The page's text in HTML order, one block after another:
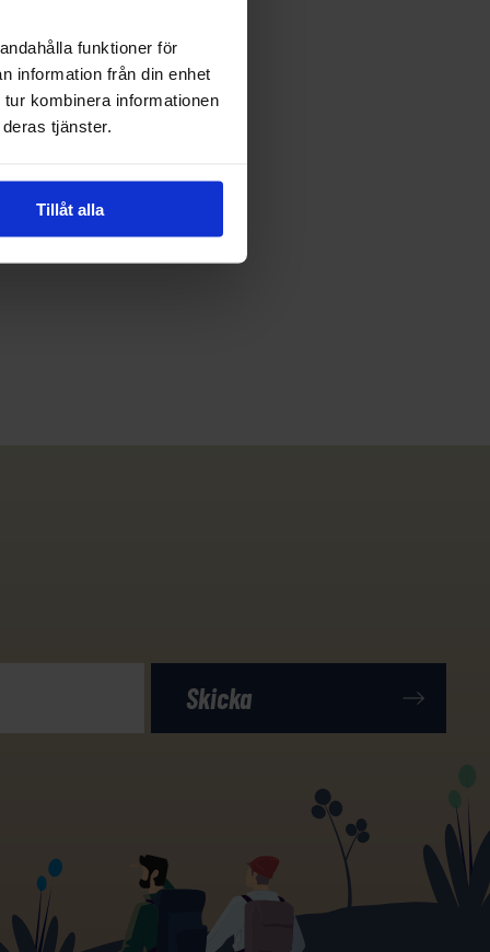
funktioner för
information från din enhet
kombinera informationen
tjänster.
Tillåt alla